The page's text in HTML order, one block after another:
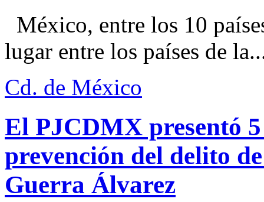
México, entre los 10
lugar entre los países de
Cd. de México
El PJCDMX presentó
prevención del delito
Guerra Álvarez